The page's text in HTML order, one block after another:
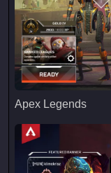
Apex Legends
Apex Legends